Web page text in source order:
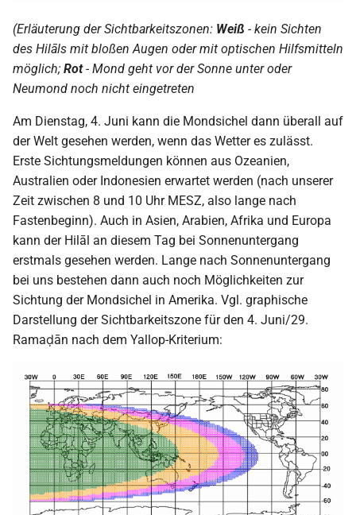
2007
2006
2004
2003
2002
2001
2000
(Erläuterung der Sichtbarkeitszonen: Weiß - kein Sichten
des Hilāls mit bloßen Augen oder mit optischen Hilfsmitteln
möglich; Rot- Mond geht vor der Sonne unter oder
Neumond noch nicht eingetreten
Am Dienstag, 4. Juni kann die Mondsichel dann überall auf
der Welt gesehen werden, wenn das Wetter es zulässt.
Erste Sichtungsmeldungen können aus Ozeanien,
Australien oder Indonesien erwartet werden (nach unserer
Zeit zwischen 8 und 10 Uhr MESZ, also lange nach
Fastenbeginn). Auch in Asien, Arabien, Afrika und Europa
kann der Hilāl an diesem Tag bei Sonnenuntergang
erstmals gesehen werden. Lange nach Sonnenuntergang
bei uns bestehen dann auch noch Möglichkeiten zur
Sichtung der Mondsichel in Amerika. Vgl. graphische
Darstellung der Sichtbarkeitszone für den 4. Juni/29.
Ramaḍān nach dem Yallop-Kriterium: